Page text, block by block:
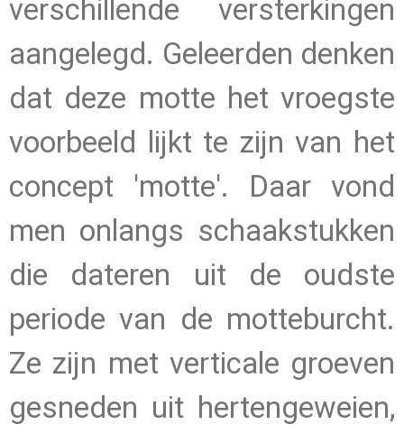
verschillende versterkingen
aangelegd. Geleerden denken
dat deze motte het vroegste
voorbeeld lijkt te zijn van het
concept 'motte'. Daar vond
men onlangs schaakstukken
die dateren uit de oudste
periode van de motteburcht.
Ze zijn met verticale groeven
gesneden uit hertengeweien,